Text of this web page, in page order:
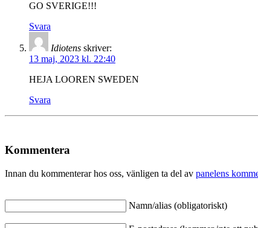
GO SVERIGE!!!
Svara
Idiotens skriver:
13 maj, 2023 kl. 22:40
HEJA LOOREN SWEDEN
Svara
Kommentera
Innan du kommenterar hos oss, vänligen ta del av panelens
Namn/alias (obligatoriskt)